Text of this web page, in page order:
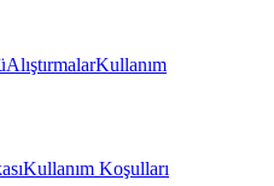
AlıştırmalarKullanım
Kullanım Koşulları